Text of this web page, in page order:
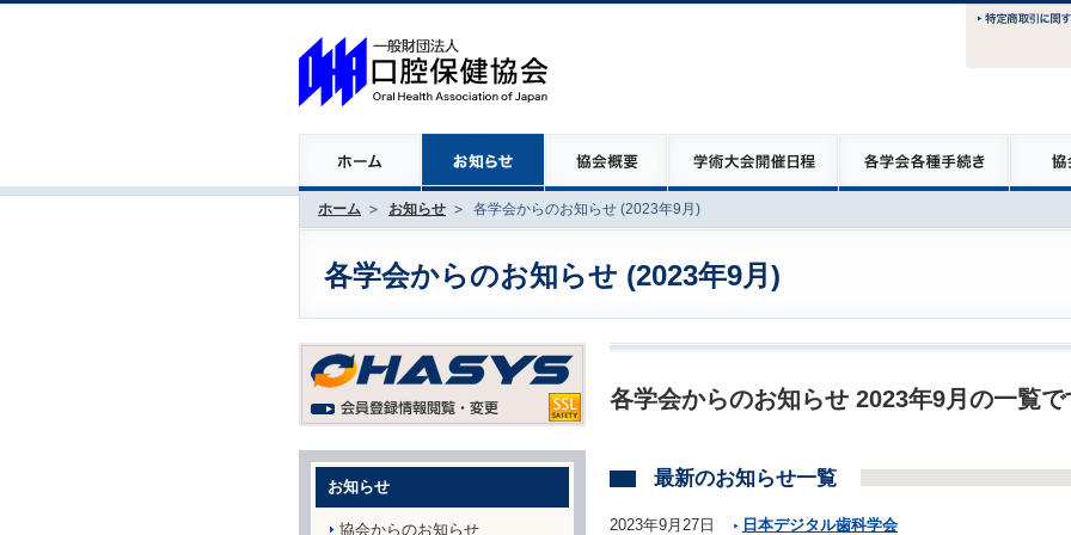
ホーム お知らせ 各学会からのお知らせ (2023年9月)
各学会からのお知らせ (2023年9月)
各学会からのお知らせ 2023年9月の一覧で
最新のお知らせ一覧
2023年9月27日 日本デジタル歯科学会
お知らせ
協会からのお知らせ